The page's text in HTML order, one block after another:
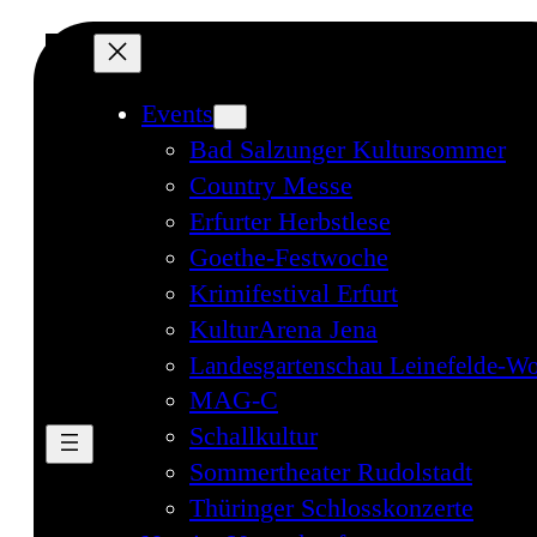
Direkt
zum
Inhalt
Events
Bad Salzunger Kultursommer
Country Messe
Erfurter Herbstlese
Goethe-Festwoche
Krimifestival Erfurt
KulturArena Jena
Landesgartenschau Leinefelde-
MAG-C
Schallkultur
Sommertheater Rudolstadt
Thüringer Schlosskonzerte